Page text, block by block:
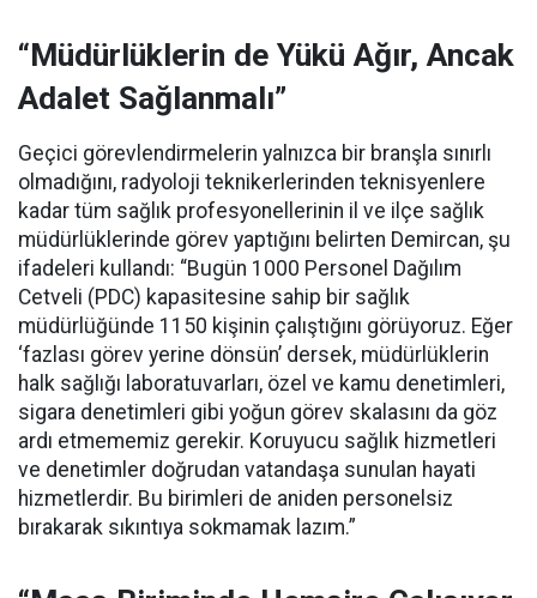
“Müdürlüklerin de Yükü Ağır, Ancak
Adalet Sağlanmalı”
Geçici görevlendirmelerin yalnızca bir branşla sınırlı
olmadığını, radyoloji teknikerlerinden teknisyenlere
kadar tüm sağlık profesyonellerinin il ve ilçe sağlık
müdürlüklerinde görev yaptığını belirten Demircan, şu
ifadeleri kullandı: “Bugün 1000 Personel Dağılım
Cetveli (PDC) kapasitesine sahip bir sağlık
müdürlüğünde 1150 kişinin çalıştığını görüyoruz. Eğer
‘fazlası görev yerine dönsün’ dersek, müdürlüklerin
halk sağlığı laboratuvarları, özel ve kamu denetimleri,
sigara denetimleri gibi yoğun görev skalasını da göz
ardı etmememiz gerekir. Koruyucu sağlık hizmetleri
ve denetimler doğrudan vatandaşa sunulan hayati
hizmetlerdir. Bu birimleri de aniden personelsiz
bırakarak sıkıntıya sokmamak lazım.”